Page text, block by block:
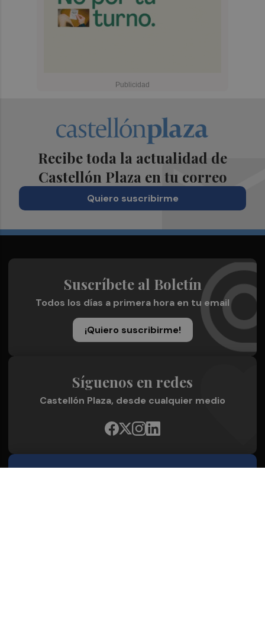
Recibe toda la actualidad de
Castellón Plaza en tu correo
Quiero suscribirme
Suscríbete al Boletín
Todos los días a primera hora en tu email
¡Quiero suscribirme!
Síguenos en redes
Castellón Plaza, desde cualquier medio